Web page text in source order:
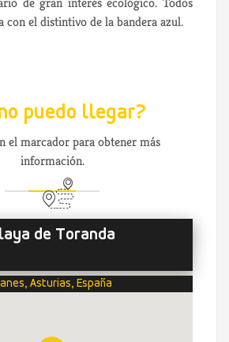
con el distintivo de la bandera azul.
puedo llegar?
el marcador para obtener más
información.
de Toranda
Asturias, España